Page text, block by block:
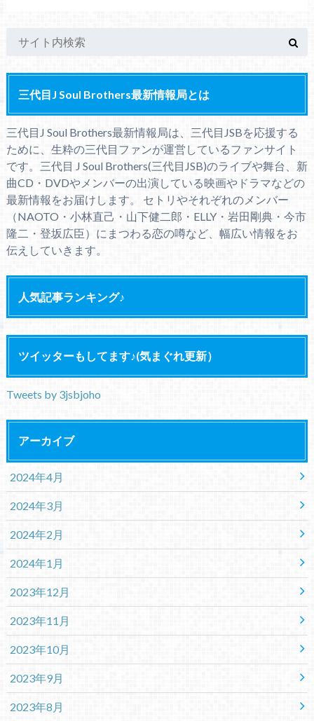
三代目J Soul Brothers最新情報局とは
三代目J Soul Brothers最新情報局は、三代目JSBを応援する
ために、生粋の三代目ファンが運営しているファンサイト
です。三代目 J Soul Brothers(三代目JSB)のライブや舞台、新
曲CD・DVDやメンバーの出演している映画やドラマなどの
最新情報をお届けします。 セトリやそれぞれのメンバー
（NAOTO・小林直己・山下健二郎・ELLY・岩田剛典・今市
隆二・登坂広臣）にまつわる恋の噂など、幅広い情報をお
伝えしていきます。
人気記事ランキング♪
ツイッターもしてます♪(気まぐれ更新）
Tweets by 3jsbjoho
アーカイブ
2024年4月
2024年3月
2024年2月
2024年1月
2023年12月
2023年11月
2023年10月
2023年9月
2023年8月